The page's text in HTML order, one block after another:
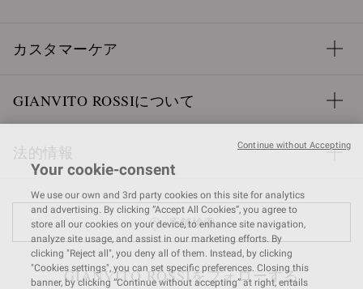
カスタマーケア
GIANVITO ROSSIについて
法的情報
店舗検索
GIANVITO ROSSIをフォローする
Your cookie-consent
We use our own and 3rd party cookies on this site for analytics
and advertising. By clicking “Accept All Cookies”, you agree to
store all our cookies on your device, to enhance site navigation,
analyze site usage, and assist in our marketing efforts. By
clicking "Reject all", you deny all of them. Instead, by clicking
"Cookies settings", you can set specific preferences. Closing this
banner, by clicking “Continue without accepting” at right, entails
Continue without Accepting